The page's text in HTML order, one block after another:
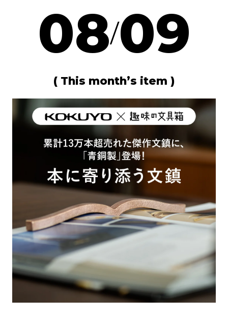
08/09
( This month’s item )